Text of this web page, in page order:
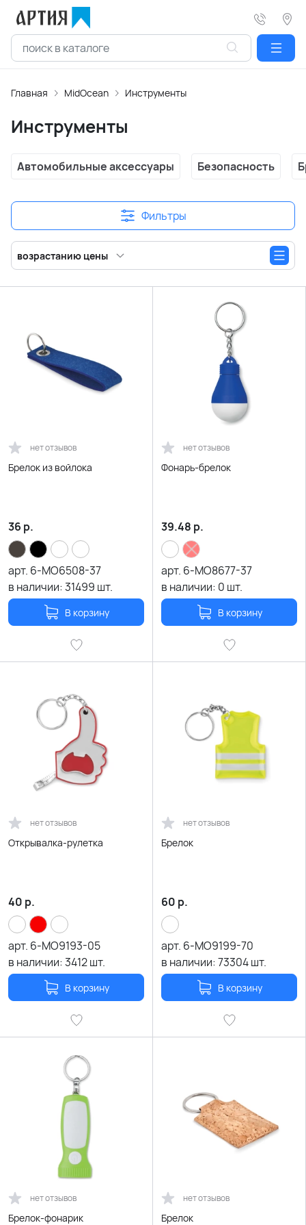
Главная MidOcean Инструменты
Инструменты
Автомобильные аксессуары Безопасность
Фильтры
возрастанию цены
нет отзывов
Брелок из войлока
36 р.
арт. 6-MO6508-37
в наличии:31499 шт.
В корзину
нет отзывов
Фонарь-брелок
39.48 р.
арт. 6-MO8677-37
в наличии: 0 шт.
В корзину
нет отзывов
Открывалка-рулетка
40 р.
арт. 6-MO9193-05
в наличии:3412шт.
В корзину
нет отзывов
Брелок
60 р.
арт. 6-MO9199-70
в наличии:73304шт.
В корзину
нет отзывов
Брелок-фонарик
нет отзывов
Брелок